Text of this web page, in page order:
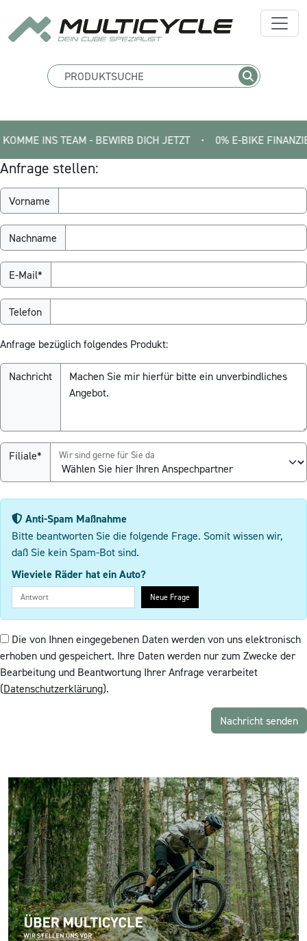
INS TEAM - BEWIRB DICH JETZT • 0% E-BIKE
Anfrage stellen:
Vorname
Nachname
E-Mail*
Telefon
Anfrage bezüglich folgendes Produkt:
Nachricht
Filiale* Wir sind gerne für Sie da
Anti-Spam Maßnahme
Bitte beantworten Sie die folgende Frage. Somit wissen wir,
daß Sie kein Spam-Bot sind.
Wieviele Räder hat ein Auto?
Neue Frage
Die von Ihnen eingegebenen Daten werden von uns elektronisch
erhoben und gespeichert. Ihre Daten werden nur zum Zwecke der
Bearbeitung und Beantwortung Ihrer Anfrage verarbeitet
(Datenschutzerklärung).
Nachricht senden